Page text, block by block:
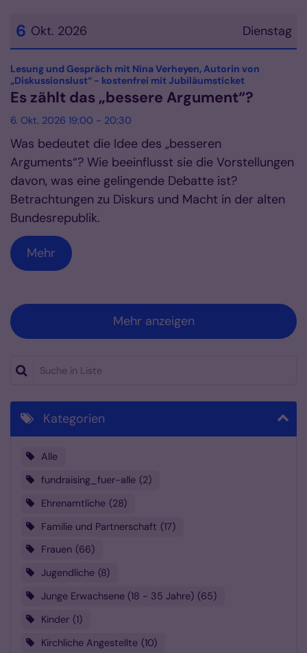
Dienstag
6 Okt. 2026
Datum: 6. Oktober 2026
Lesung und Gespräch mit Nina Verheyen, Autorin von
„Diskussionslust“ - kostenfrei mit Jubiläumsticket:
Es zählt das „bessere Argument“?
6. Okt. 2026 19:00 - 20:30
Was bedeutet die Idee des „besseren
Arguments“? Wie beeinflusst sie die Vorstellungen
davon, was eine gelingende Debatte ist?
Betrachtungen zu Diskurs und Macht in der alten
Bundesrepublik.
Mehr
Mehr anzeigen
Suche in Liste
Kategorien
Alle
fundraising_fuer-alle 2
Ehrenamtliche 28
Familie und Partnerschaft 17
Frauen
66
Jugendliche 8
Junge Erwachsene (18 - 35 Jahre) 65
Kinder 1
Kirchliche Angestellte 10